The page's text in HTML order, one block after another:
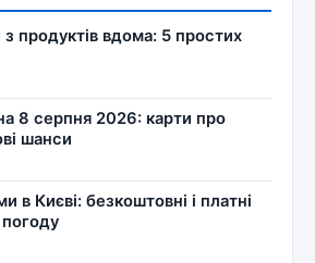
продуктів вдома: 5 простих
8 серпня 2026: карти про
шанси
в Києві: безкоштовні і платні
погоду